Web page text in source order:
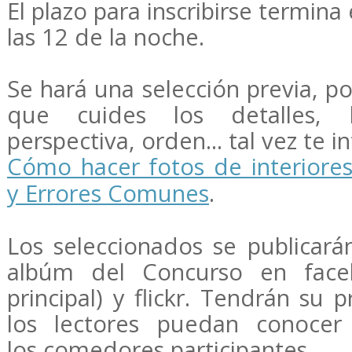
El plazo para inscribirse
las 12 de la noche.
Se hará una selección previa,
que cuides los detalles,
perspectiva, orden... tal vez te
Cómo hacer fotos de
y Errores Comunes.
Los seleccionados se
albúm del Concurso en
principal) y flickr. Tendrán su
los lectores puedan